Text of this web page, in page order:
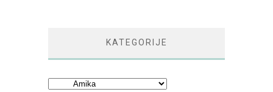
KATEGORIJE
Kategorije